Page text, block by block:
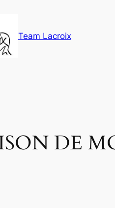
Team Lacroix
DE